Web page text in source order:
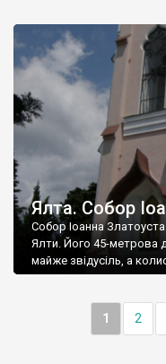
Ялта. Собор
Собор Іоанна
Ялти. Його 45-метрова
майже звідусіль, а
1 2